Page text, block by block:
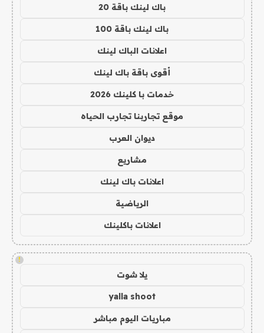
باك لينك باقة 20
باك لينك باقة 100
اعلانات الباك لينك
أقوى باقة باك لينك
خدمات با كلينك 2026
موقع تجاربنا تجارب الحياه
ديوان العرب
مشاريع
اعلانات باك لينك
الرياضية
اعلانات باكلينك
!
يلا شوت
yalla shoot
مباريات اليوم مباشر